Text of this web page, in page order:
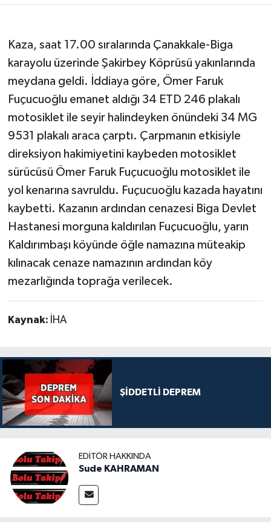
Kaza, saat 17.00 sıralarında Çanakkale-Biga
karayolu üzerinde Şakirbey Köprüsü yakınlarında
meydana geldi. İddiaya göre, Ömer Faruk
Fuçucuoğlu emanet aldığı 34 ETD 246 plakalı
motosiklet ile seyir halindeyken önündeki 34 MG
9531 plakalı araca çarptı. Çarpmanın etkisiyle
direksiyon hakimiyetini kaybeden motosiklet
sürücüsü Ömer Faruk Fuçucuoğlu motosiklet ile
yol kenarına savruldu. Fuçucuoğlu kazada hayatını
kaybetti. Kazanın ardından cenazesi Biga Devlet
Hastanesi morguna kaldırılan Fuçucuoğlu, yarın
Kaldırımbaşı köyünde öğle namazına müteakip
kılınacak cenaze namazının ardından köy
mezarlığında toprağa verilecek.
Kaynak: İHA
ŞİDDETLİ DEPREM
EDITÖR HAKKINDA
Sude KAHRAMAN